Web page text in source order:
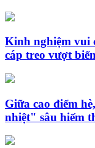
Kinh nghiệm vui
cáp treo vượt
Giữa cao điểm
nhiệt" sâu hiếm